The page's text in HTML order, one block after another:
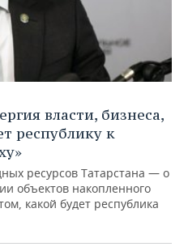
власти, бизнеса,
республику к
ресурсов Татарстана — о
объектов накопленного
какой будет республика